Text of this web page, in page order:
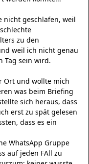
nicht geschlafen, weil
zu den
weil ich nicht genau
Tag sein wird.
Ort und wollte mich
was beim Briefing
sich heraus, dass
erst zu spät gelesen
dass es ein
WhatsApp Gruppe
auf jeden FAll zu